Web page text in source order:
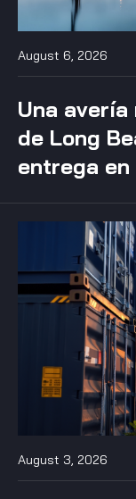
August 6, 2026
Una
de Long
entrega en
August 3, 2026